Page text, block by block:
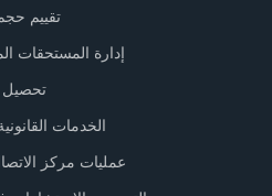
تقييم
إدارة المستحقات
تحصيل
الخدمات
عمليات مركز